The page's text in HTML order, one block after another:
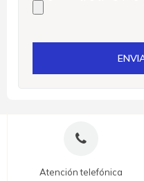
Atención telefónica